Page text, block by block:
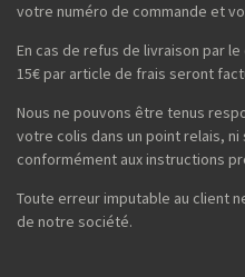
votre numéro de commande et
En cas de refus de livraison par
15€ par article de frais seront
Nous ne pouvons être tenus
votre colis dans un point relais,
conformément aux instructions
Toute erreur imputable au client
de notre société.